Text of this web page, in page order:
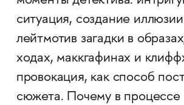
ситуация, создание
лейтмотив загадки в
ходах, маккгафинах и
провокация, как способ
сюжета. Почему в процессе